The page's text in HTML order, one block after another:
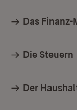
Das
Die Steuern
Der